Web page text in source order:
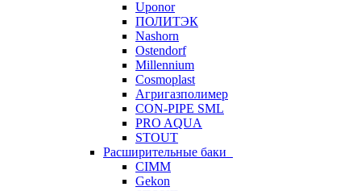
Uponor
ПОЛИТЭК
Nashorn
Ostendorf
Millennium
Cosmoplast
Агригазполимер
CON-PIPE SML
PRO AQUA
STOUT
Расширительные баки
CIMM
Gekon